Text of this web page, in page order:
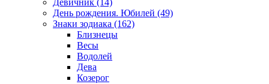
Девичник (14)
День рождения. Юбилей (49)
Знаки зодиака (162)
Близнецы
Весы
Водолей
Дева
Козерог